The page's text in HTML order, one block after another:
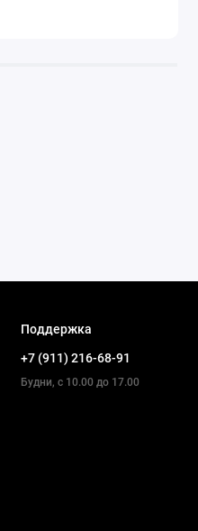
Поддержка
+7 (911) 216-68-91
Будни, с 10.00 до 17.00